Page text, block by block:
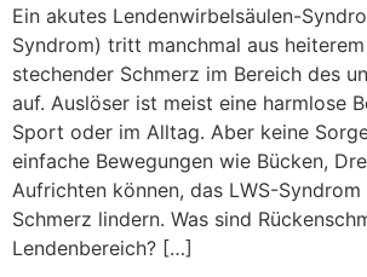
Ein akutes Lendenwirbelsäulen-
Syndrom) tritt manchmal aus
stechender Schmerz im Bereich des
auf. Auslöser ist meist eine harmlose
Sport oder im Alltag. Aber keine
einfache Bewegungen wie Bücken,
Aufrichten können, das LWS-
Schmerz lindern. Was sind
Lendenbereich? […]